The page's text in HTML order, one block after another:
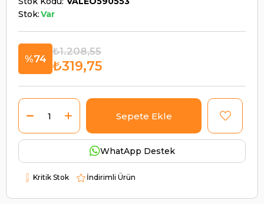
Stok:Var
₺1.208,55
₺319,75
74
WhatApp Destek
Kritik Stok İndirimli Ürün